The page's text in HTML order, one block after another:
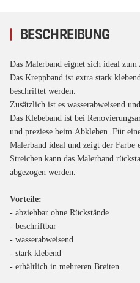
BESCHREIBUNG
Das Malerband eignet sich ideal
Das Kreppband ist extra stark
beschriftet werden.
Zusätzlich ist es wasserabweisend
Das Klebeband ist bei
und preziese beim Abkleben. Für
Malerband ideal und zeigt der Farbe
Streichen kann das Malerband
abgezogen werden.
Vorteile:
- abziehbar ohne Rückstände
- beschriftbar
- wasserabweisend
- stark klebend
- erhältlich in mehreren Breiten